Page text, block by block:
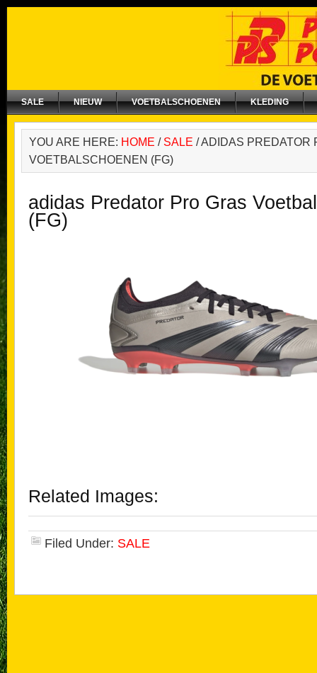
SALE NIEUW VOETBALSCHOENEN KLEDING
YOU ARE HERE: HOME / SALE /ADIDAS PREDATOR
VOETBALSCHOENEN (FG)
adidas Predator Pro Gras
(FG)
Related Images:
Filed Under: SALE